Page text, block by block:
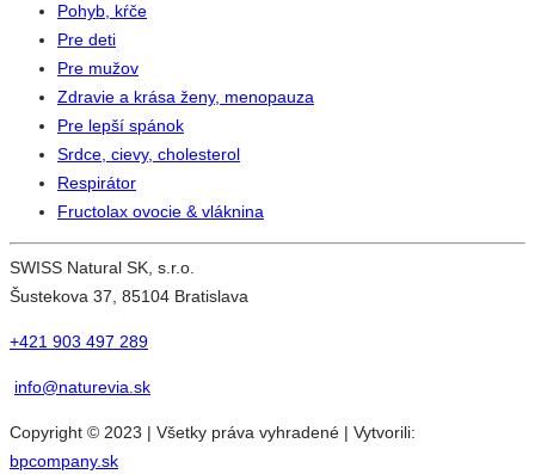
Pohyb, kŕče
Pre deti
Pre mužov
Zdravie a krása ženy, menopauza
Pre lepší spánok
Srdce, cievy, cholesterol
Respirátor
Fructolax ovocie & vláknina
SWISS Natural SK, s.r.o.
Šustekova 37, 85104 Bratislava
+421 903 497 289
info@naturevia.sk
Copyright © 2023 | Všetky práva vyhradené | Vytvorili:
bpcompany.sk